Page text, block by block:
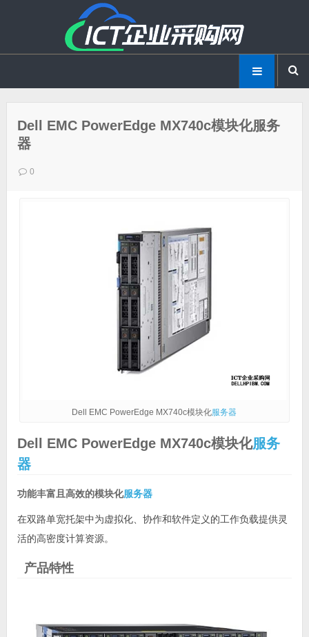
Dell EMC PowerEdge MX740c模块化服务
器
0
Dell EMC PowerEdge MX740c模块化服务器
Dell EMC PowerEdge MX740c模块化服务
器
功能丰富且高效的模块化服务器
在双路单宽托架中为虚拟化、协作和软件定义的工作负载提供灵
活的高密度计算资源。
产品特性